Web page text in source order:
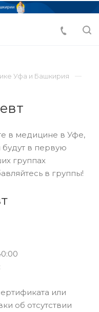
Уфа и Башкирия
в медицине в Уфе,
в первую
группах
в группы!
или
об отсутствии